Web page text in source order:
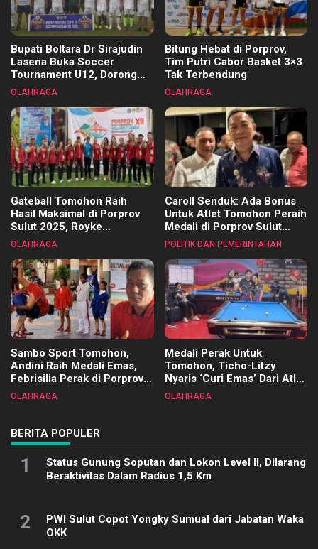
Bupati Boltara Dr Sirajudin
Lasena Buka Soccer
Tournament U12, Dorong
Pembinaan Merata di Setiap
OLAHRAGA
Bitung Hebat di Porprov,
Tim Putri Cabor Basket 3×3
Tak Terbendung
OLAHRAGA
Gateball Tomohon Raih
Hasil Maksimal di Porprov
Sulut 2025, Royke
Tangkawarouw Ucapkan
OLAHRAGA
Caroll Senduk: Ada Bonus
Untuk Atlet Tomohon Peraih
Medali di Porprov Sulut
2025
POLITIK DAN PEMERINTAHAN
Sambo Sport Tomohon,
Andini Raih Medali Emas,
Febrisilia Perak di Porprov
Sulut 2025
OLAHRAGA
Medali Perak Untuk
Tomohon, Ticho-Litzy
Nyaris ‘Curi Emas’ Dari Atlet
Biliar PON di Porprov Sulut
OLAHRAGA
BERITA POPULER
1
Status Gunung Soputan dan Lokon Level II, Dilarang
Beraktivitas Dalam Radius 1,5 Km
2
PWI Sulut Copot Yongky Sumual dari Jabatan Waka
OKK